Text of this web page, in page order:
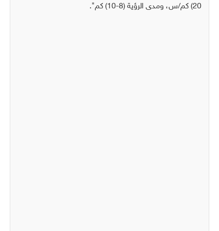
20) كم/س، ومدى الرؤية (8-10) كم".